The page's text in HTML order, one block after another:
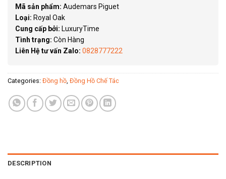
Mã sản phẩm: Audemars Piguet
Loại: Royal Oak
Cung cấp bởi: LuxuryTime
Tình trạng: Còn Hàng
Liên Hệ tư vấn Zalo: 0828777222
Categories: Đồng hồ, Đồng Hồ Chế Tác
DESCRIPTION